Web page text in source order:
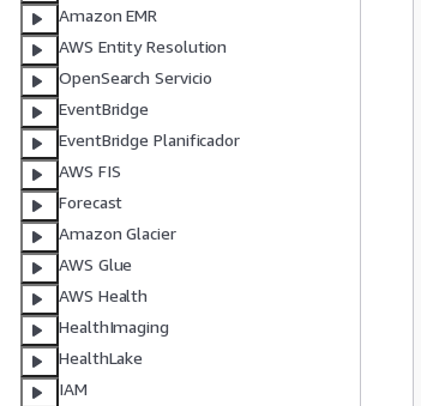
Amazon EMR
AWS Entity Resolution
OpenSearch Servicio
EventBridge
EventBridge Planificador
AWS FIS
Forecast
Amazon Glacier
AWS Glue
AWS Health
HealthImaging
HealthLake
IAM